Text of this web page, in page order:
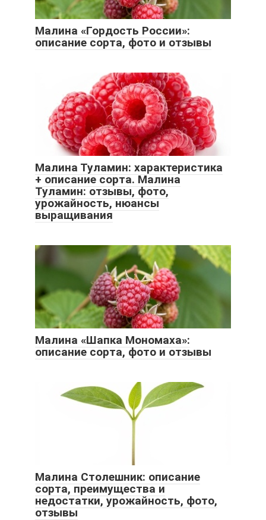
Малина «Гордость России»:
описание сорта, фото и отзывы
Малина Туламин: характеристика
+ описание сорта. Малина
Туламин: отзывы, фото,
урожайность, нюансы
выращивания
Малина «Шапка Мономаха»:
описание сорта, фото и отзывы
Малина Столешник: описание
сорта, преимущества и
недостатки, урожайность, фото,
отзывы